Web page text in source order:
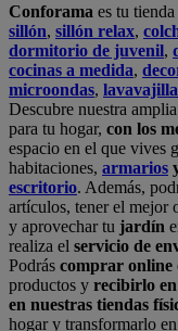
Conforama es tu tienda
sillón, sillón relax,
dormitorio de juvenil,
cocinas a medida,
microondas,
Descubre nuestra
para tu hogar, con los
espacio en el que vives
habitaciones, armarios
escritorio. Además,
artículos, tener el mejor
y aprovechar tu jardín
realiza el servicio de
Podrás comprar online
productos y recibirlo
en nuestras tiendas
hogar y transformarlo